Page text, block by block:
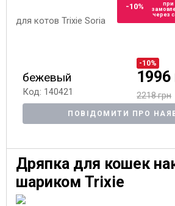
-10%
при
через
бежевый
Код: 140421
-10%
1996
2218 грн
ПОВІДОМИТИ ПРО
Дряпка для кошек
шариком Trixie